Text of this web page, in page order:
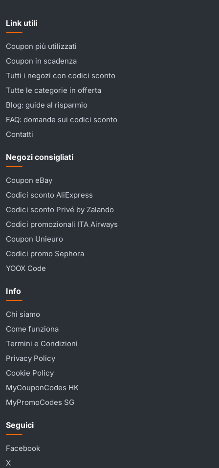
Link utili
Coupon più utilizzati
Coupon in scadenza
Tutti i negozi con codici sconto
Tutte le categorie in offerta
Blog: guide al risparmio
FAQ: domande sui codici sconto
Contatti
Negozi consigliati
Coupon eBay
Codici sconto AliExpress
Codici sconto Privé by Zalando
Codici promozionali ITA Airways
Coupon Unieuro
Codici promo Sephora
YOOX Code
Info
Chi siamo
Come funziona
Termini e Condizioni
Privacy Policy
Cookie Policy
MyCouponCodes HK
MyPromoCodes SG
Seguici
Facebook
X